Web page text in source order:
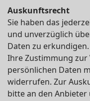
Auskunftsrecht
Sie haben das
und unverzüglich
Daten zu
Ihre Zustimmung
persönlichen Daten
widerrufen. Zur
bitte an den